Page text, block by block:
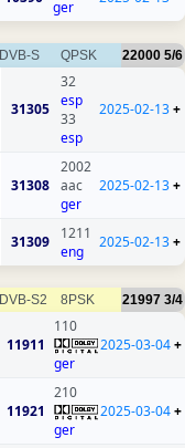
ger
DVB-S QPSK 22000 5/6
31305
32
esp
33
esp
2025-02-13+
31308
2002
aac
ger
2025-02-13+
31309
1211
eng
2025-02-13+
DVB-S2 8PSK 21997 3/4
11911
110
ger
2025-03-04+
11921
210
ger
2025-03-04+